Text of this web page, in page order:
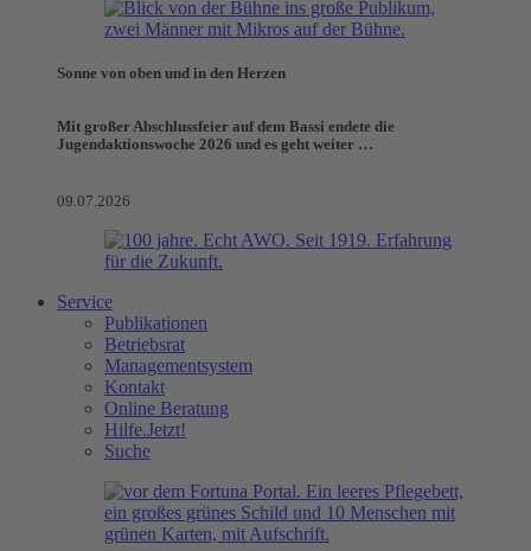
Sonne von oben und in den Herzen
Mit großer Abschlussfeier auf dem Bassi endete die
Jugendaktionswoche 2026 und es geht weiter …
09.07.2026
Service
Publikationen
Betriebsrat
Managementsystem
Kontakt
Online Beratung
Hilfe.Jetzt!
Suche